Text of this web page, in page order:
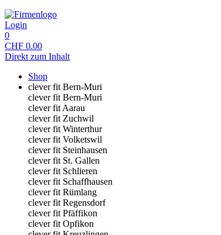
Login
0
CHF 0.00
Direkt zum Inhalt
Shop
clever fit Bern-Muri
clever fit Bern-Muri
clever fit Aarau
clever fit Zuchwil
clever fit Winterthur
clever fit Volketswil
clever fit Steinhausen
clever fit St. Gallen
clever fit Schlieren
clever fit Schaffhausen
clever fit Rümlang
clever fit Regensdorf
clever fit Pfäffikon
clever fit Opfikon